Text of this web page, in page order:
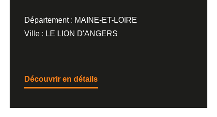
Département : MAINE-ET-LOIRE
Ville : LE LION D'ANGERS
Découvrir en détails